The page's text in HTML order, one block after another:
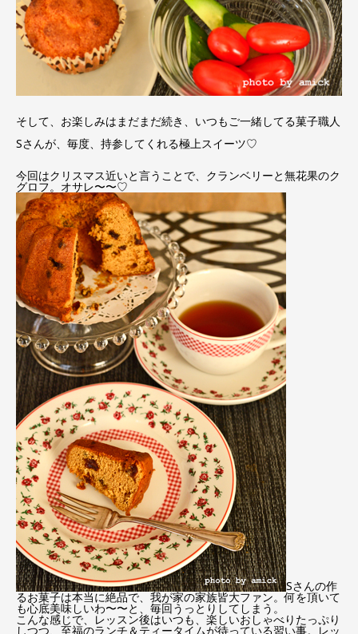
そして、お楽しみはまだまだ続き、いつもご一緒してる菓子職人
Sさんが、毎度、持参してくれる極上スイーツ♡
今回はクリスマス近いと言うことで、クランベリーと無花果のク
グロフ。オサレ〜〜♡
Sさんの作
るお菓子は本当に絶品で、我が家の家族皆大ファン。何を頂いて
も心底美味しいわ〜〜と、毎回うっとりしてしまう。
こんな感じで、レッスン後はいつも、楽しいおしゃべりたっぷり
しつつ、至福のランチ＆ティータイムが待っている習い事。レッ